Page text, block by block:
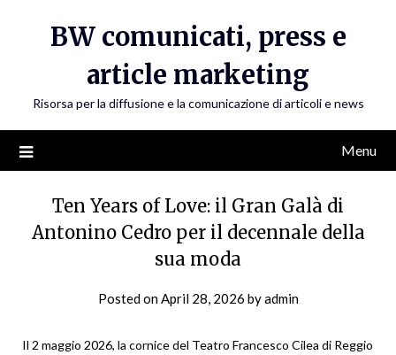
BW comunicati, press e
article marketing
Risorsa per la diffusione e la comunicazione di articoli e news
Menu
Ten Years of Love: il Gran Galà di
Antonino Cedro per il decennale della
sua moda
Posted onApril 28, 2026 byadmin
Il 2 maggio 2026, la cornice del Teatro Francesco Cilea di Reggio